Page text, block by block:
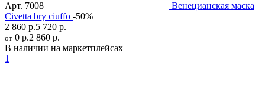
Арт. 7008
Венецианская маска
Civetta bry ciuffo -50%
2 860 р.5 720 р.
от 0 р.2 860 р.
В наличии на маркетплейсах
1